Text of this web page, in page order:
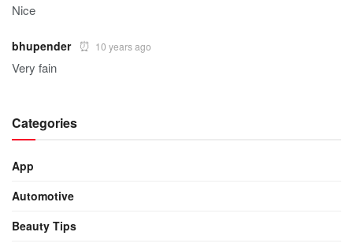
Nice
bhupender 10 years ago
Very fain
Categories
App
Automotive
Beauty Tips